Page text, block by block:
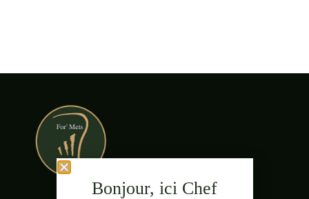
Bonjour, ici Chef